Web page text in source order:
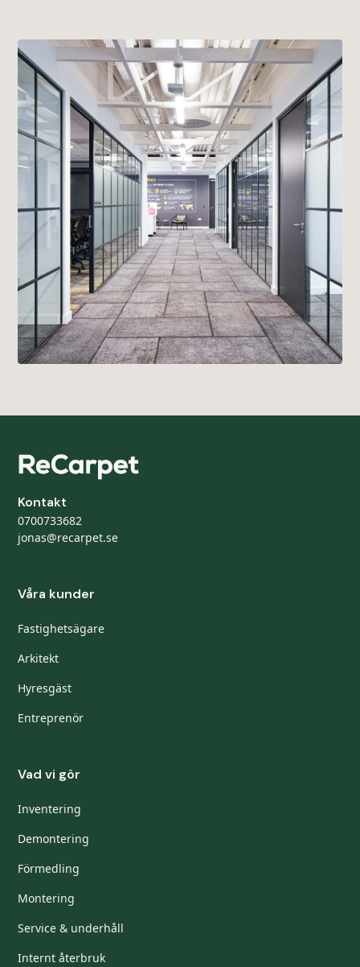
Kontakt
0700733682
jonas@recarpet.se
Våra kunder
Fastighetsägare
Arkitekt
Hyresgäst
Entreprenör
Vad vi gör
Inventering
Demontering
Förmedling
Montering
Service & underhåll
Internt återbruk